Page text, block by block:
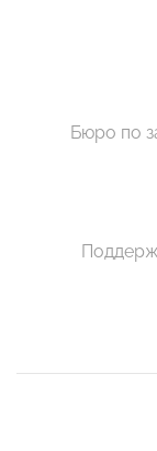
Бюро по